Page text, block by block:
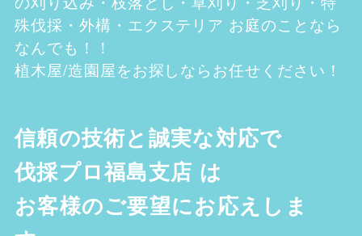
殊伐採・外構・エクステリア お庭のことなら
なんでも！！
植木屋/造園屋をお探しならお任せください！
信頼の技術と誠実な対応で
伐採プロ福島支店 は
お客様のご要望にお応えしま